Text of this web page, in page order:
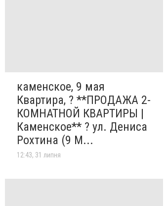
каменское, 9 мая
Квартира, ? **ПРОДАЖА 2-
КОМНАТНОЙ КВАРТИРЫ |
Каменское** ? ул. Дениса
Рохтина (9 М...
12:43, 31 липня